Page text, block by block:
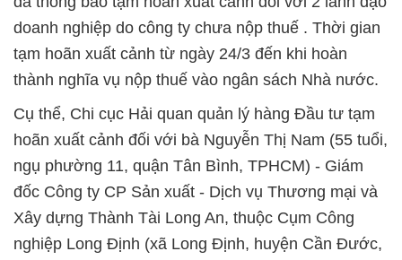
doanh nghiệp do công ty chưa nộp thuế . Thời gian
tạm hoãn xuất cảnh từ ngày 24/3 đến khi hoàn
thành nghĩa vụ nộp thuế vào ngân sách Nhà nước.
Cụ thể, Chi cục Hải quan quản lý hàng Đầu tư tạm
hoãn xuất cảnh đối với bà Nguyễn Thị Nam (55 tuổi,
ngụ phường 11, quận Tân Bình, TPHCM) - Giám
đốc Công ty CP Sản xuất - Dịch vụ Thương mại và
Xây dựng Thành Tài Long An, thuộc Cụm Công
nghiệp Long Định (xã Long Định, huyện Cần Đước,